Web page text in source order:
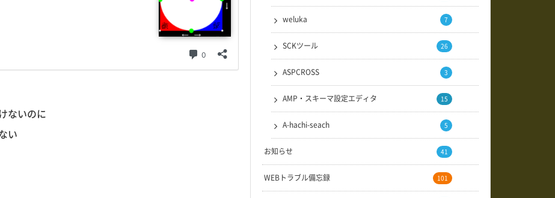
ないのに
い
weluka 7
SCKツール 26
ASPCROSS 3
AMP・スキーマ設定エディタ 15
A-hachi-seach 5
お知らせ 41
WEBトラブル備忘録 101